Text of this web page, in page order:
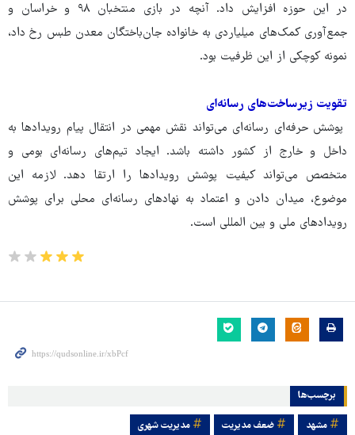
در این حوزه افزایش داد. آنچه در بازی منتخبان ۹۸ و خراسان و
جمع‌آوری کمک‌های میلیاردی به خانواده جان‌باختگان معدن طبس رخ داد،
نمونه کوچکی از این ظرفیت بود.
تقویت زیرساخت‌های رسانه‌ای
پوشش حرفه‌ای رسانه‌ای می‌تواند نقش مهمی در انتقال پیام رویدادها به
داخل و خارج از کشور داشته باشد. ایجاد تیم‌های رسانه‌ای بومی و
متخصص می‌تواند کیفیت پوشش رویدادها را ارتقا دهد. لازمه این
موضوع، میدان دادن و اعتماد به نهادهای رسانه‌ای محلی برای پوشش
رویدادهای ملی و بین المللی است.
برچسب‌ها
مشهد ضعف مدیریت مدیریت شهری